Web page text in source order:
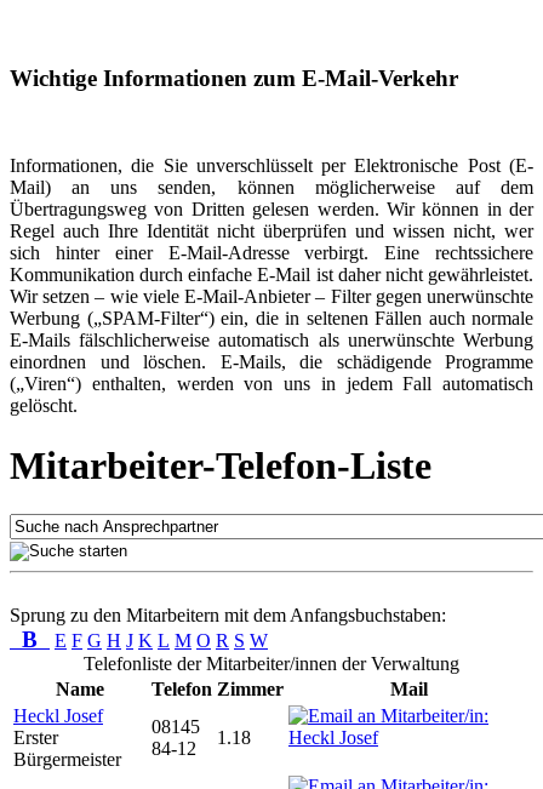
Wichtige Informationen zum E-Mail-Verkehr
Informationen, die Sie unverschlüsselt per Elektronische Post (E-
Mail) an uns senden, können möglicherweise auf dem
Übertragungsweg von Dritten gelesen werden. Wir können in der
Regel auch Ihre Identität nicht überprüfen und wissen nicht, wer
sich hinter einer E-Mail-Adresse verbirgt. Eine rechtssichere
Kommunikation durch einfache E-Mail ist daher nicht gewährleistet.
Wir setzen – wie viele E-Mail-Anbieter – Filter gegen unerwünschte
Werbung („SPAM-Filter“) ein, die in seltenen Fällen auch normale
E-Mails fälschlicherweise automatisch als unerwünschte Werbung
einordnen und löschen. E-Mails, die schädigende Programme
(„Viren“) enthalten, werden von uns in jedem Fall automatisch
gelöscht.
Mitarbeiter-Telefon-Liste
Sprung zu den Mitarbeitern mit dem Anfangsbuchstaben:
B E F G H J K L M O R S W
Telefonliste der Mitarbeiter/innen der Verwaltung
Name
Telefon Zimmer
Mail
Heckl Josef
Erster
Bürgermeister
08145
84-12
1.18